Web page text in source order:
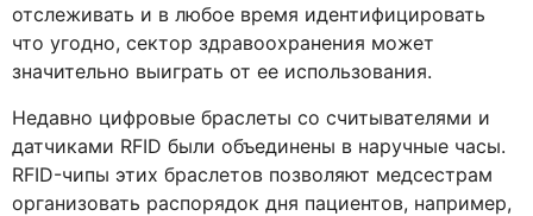
отслеживать и в любое время идентифицировать
что угодно, сектор здравоохранения может
значительно выиграть от ее использования.
Недавно цифровые браслеты со считывателями и
датчиками RFID были объединены в наручные часы.
RFID-чипы этих браслетов позволяют медсестрам
организовать распорядок дня пациентов, например,